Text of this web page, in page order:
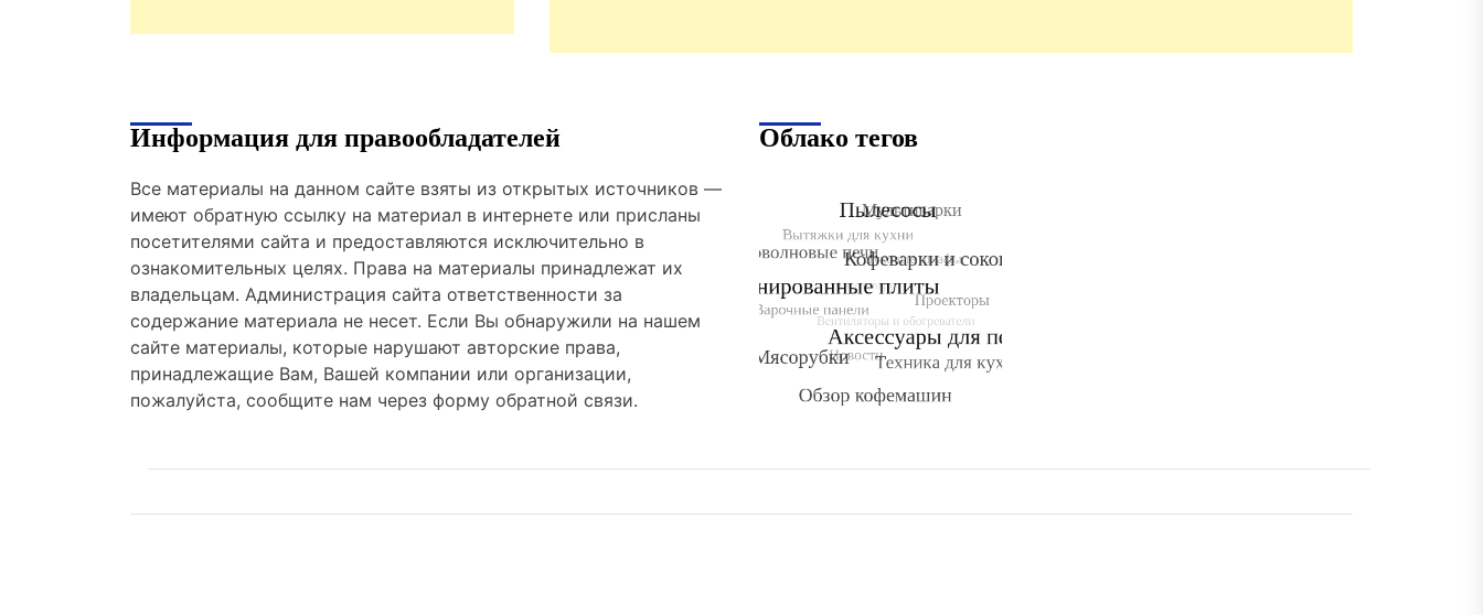
Информация для правообладателей
Все материалы на данном сайте взяты из открытых источников —
имеют обратную ссылку на материал в интернете или присланы
посетителями сайта и предоставляются исключительно в
ознакомительных целях. Права на материалы принадлежат их
владельцам. Администрация сайта ответственности за
содержание материала не несет. Если Вы обнаружили на нашем
сайте материалы, которые нарушают авторские права,
принадлежащие Вам, Вашей компании или организации,
пожалуйста, сообщите нам через форму обратной связи.
Облако тегов